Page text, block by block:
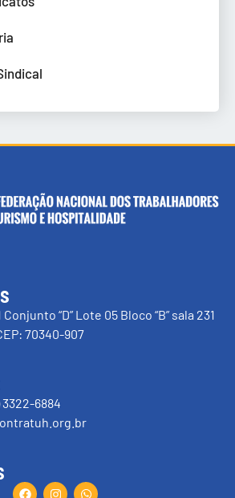
Conjunto “D” Lote 05 Bloco “B” sala 231
70340-907
6884